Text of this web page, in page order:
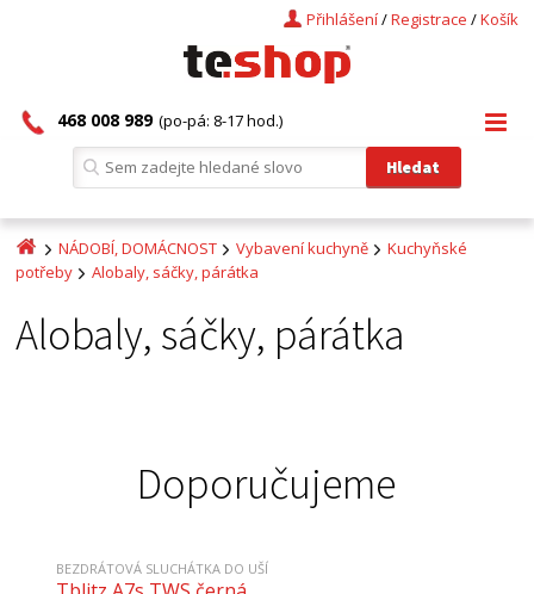
Košík
/
Registrace
/
Přihlášení
468 008 989 (po-pá: 8-17 hod.)
NÁDOBÍ, DOMÁCNOST Vybavení kuchyně
Kuchyňské
potřeby
Alobaly, sáčky, párátka
Alobaly, sáčky, párátka
Doporučujeme
BEZDRÁTOVÁ SLUCHÁTKA DO UŠÍ